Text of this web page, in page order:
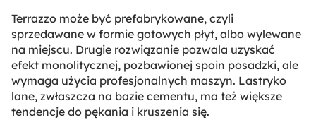
Terrazzo może być prefabrykowane, czyli
sprzedawane w formie gotowych płyt, albo wylewane
na miejscu. Drugie rozwiązanie pozwala uzyskać
efekt monolitycznej, pozbawionej spoin posadzki, ale
wymaga użycia profesjonalnych maszyn. Lastryko
lane, zwłaszcza na bazie cementu, ma też większe
tendencje do pękania i kruszenia się.